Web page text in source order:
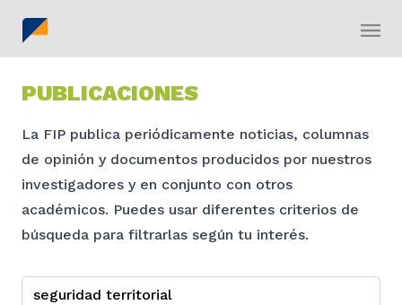
PUBLICACIONES
La FIP publica periódicamente noticias, columnas
de opinión y documentos producidos por nuestros
investigadores y en conjunto con otros
académicos. Puedes usar diferentes criterios de
búsqueda para filtrarlas según tu interés.